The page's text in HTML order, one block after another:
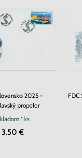
2025 -
propeler
1 ks
3.50 €
FDC